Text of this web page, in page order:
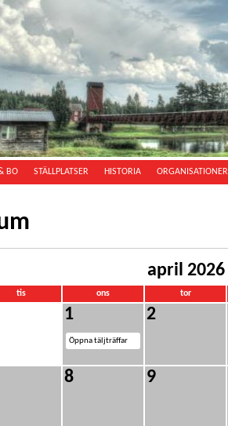
BO STÄLLPLATSER HISTORIA ORGANISATIONER
april 2026
tis ons tor
1
Öppna täljträffar
2
8 9